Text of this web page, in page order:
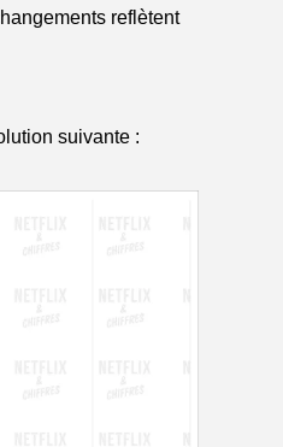
reflètent
suivante :